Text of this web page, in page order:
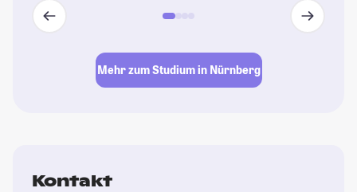
Mehr zum Studium in Nürnberg
Kontakt